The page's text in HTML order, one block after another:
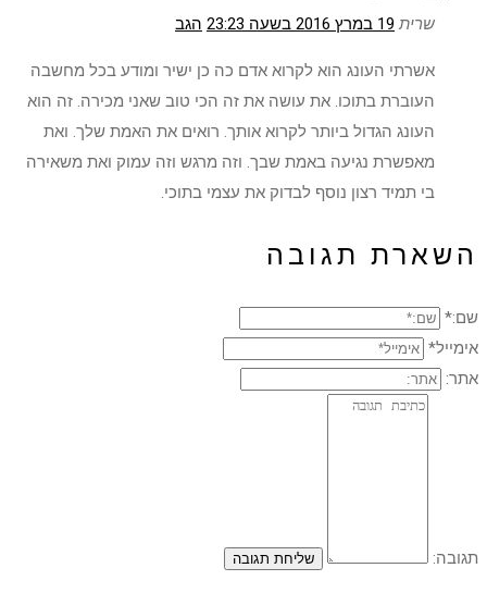
שרית 19 במרץ 2016 בשעה 23:23 הגב
אשרתי העונג הוא לקרוא אדם כה כן ישיר ומודע בכל מחשבה
העוברת בתוכו. את עושה את זה הכי טוב שאני מכירה. זה הוא
העונג הגדול ביותר לקרוא אותך. רואים את האמת שלך. ואת
מאפשרת נגיעה באמת שבך. וזה מרגש וזה עמוק ואת משאירה
בי תמיד רצון נוסף לבדוק את עצמי בתוכי.
השארת תגובה
שם:*
אימייל*
אתר:
תגובה: